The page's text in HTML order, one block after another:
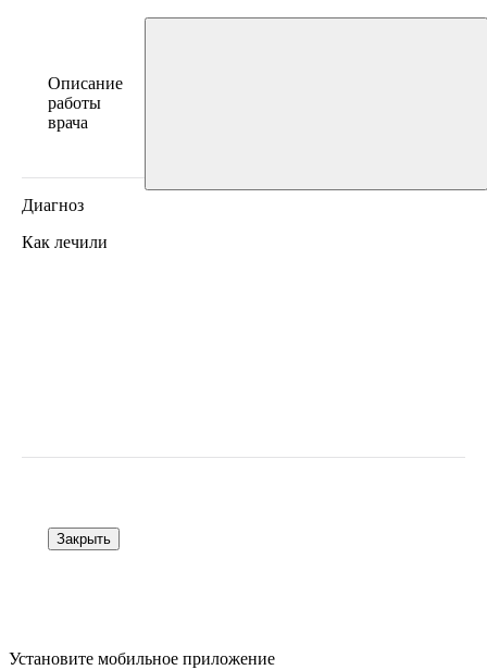
Описание
работы
врача
Диагноз
Как лечили
Закрыть
Установите мобильное приложение